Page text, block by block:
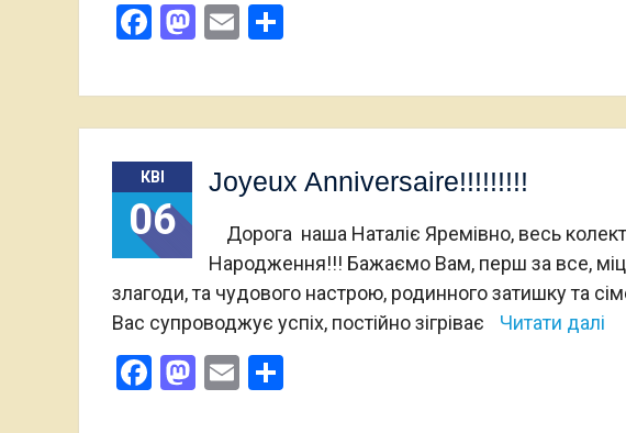
Facebook
Mastodon
Email
КВІ
06
Joyeux Anniversaire!!!!!!!!!
Дорога наша Наталіє Яремівно, весь
Народження!!! Бажаємо Вам, перш за все,
злагоди, та чудового настрою, родинного затишку та
Вас супроводжує успіх, постійно зігріває
Читати далі
Facebook
Mastodon
Email